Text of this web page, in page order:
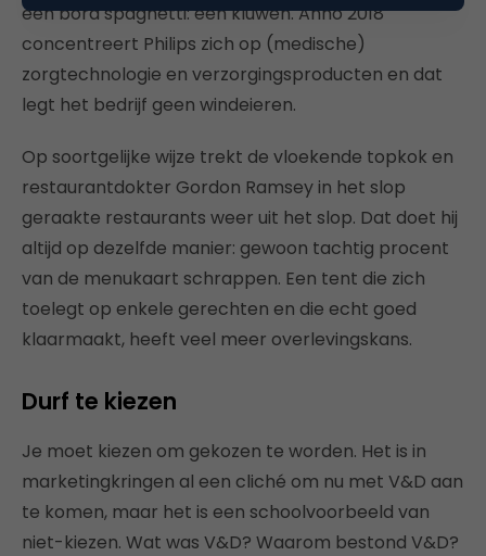
een bord spaghetti: een kluwen. Anno 2018
concentreert Philips zich op (medische)
zorgtechnologie en verzorgingsproducten en dat
legt het bedrijf geen windeieren.
Op soortgelijke wijze trekt de vloekende topkok en
restaurantdokter Gordon Ramsey in het slop
geraakte restaurants weer uit het slop. Dat doet hij
altijd op dezelfde manier: gewoon tachtig procent
van de menukaart schrappen. Een tent die zich
toelegt op enkele gerechten en die echt goed
klaarmaakt, heeft veel meer overlevingskans.
Durf te kiezen
Je moet kiezen om gekozen te worden. Het is in
marketingkringen al een cliché om nu met V&D aan
te komen, maar het is een schoolvoorbeeld van
niet-kiezen. Wat was V&D? Waarom bestond V&D?